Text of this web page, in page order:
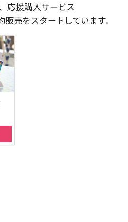
応援購⼊サービス
販売をスタートしています。